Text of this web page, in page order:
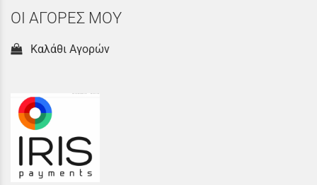
ΟΙ ΑΓΟΡΕΣ ΜΟΥ
Καλάθι Αγορών